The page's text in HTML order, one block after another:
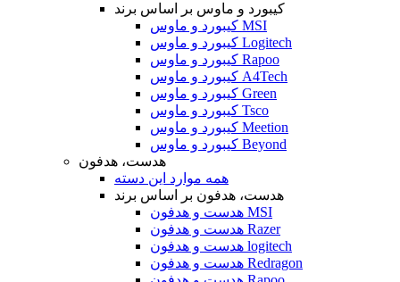
کیبورد و ماوس بر اساس برند
کیبورد و ماوس MSI
کیبورد و ماوس Logitech
کیبورد و ماوس Rapoo
کیبورد و ماوس A4Tech
کیبورد و ماوس Green
کیبورد و ماوس Tsco
کیبورد و ماوس Meetion
کیبورد و ماوس Beyond
هدست، هدفون
همه موارد این دسته
هدست، هدفون بر اساس برند
هدست و هدفون MSI
هدست و هدفون Razer
هدست و هدفون logitech
هدست و هدفون Redragon